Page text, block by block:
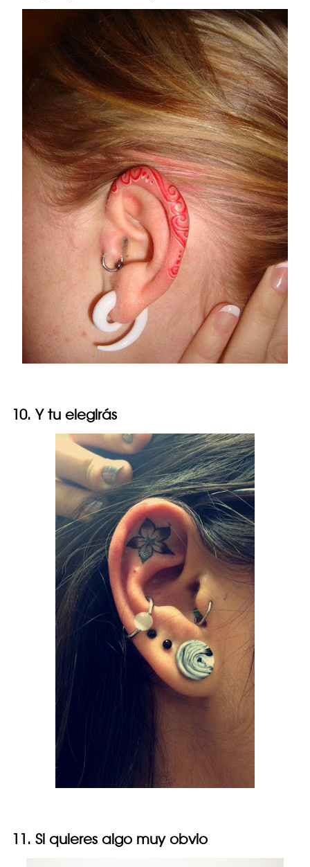
10. Y tu elegirás
11. Si quieres algo muy obvio